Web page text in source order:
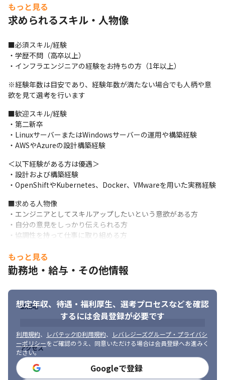
＜自社研修でスキルアップ＞
・中途採用向けの入社時研修では、「座学講座」と、検証ルーム
レクチャーを行います。セキュリティ、仮想化のHyper-Vと
VMware、Windows/Linuxサーバーの設計構築知識、AWS/Azure
などのクラウドの設計構築知識からコンテナ技術まで幅広く学び
ます。
・さらに、毎月の勉強会では、AWSやAzure、Dockerや
Kubernetes、VMware構築、Microsoft365など最新技術も学べま
す。
・また、横浜事務所には検証可能なネットワーク機器とサーバー6
台を完備し、物理サーバーやクラウドの研修もすべて自社で完結
しています。大型サーバーやCisco、ヤマハルーター、FortiGate
などの実践的な技術を効果的に学べます。
＜スキルを身につけ、年収アップが可能＞
世の中で必要とされる最先端のスキルを身につけることで、給与
が大幅アップが可能な環境です。
＜働きながら足りない技術も学べる！更なるスペシャリストへ＞
当社では大手IT企業と直接契約を交わし、『1次請け』『2次請
その為、社員への報酬を多くお渡しすることができ、前職からの
給与の大幅アップが可能！技術に関しては元マイクロソフト社認
定マスタートレーナーの事業部長である小林が直接研修致しま
チェックし、一遍通りな教育ではなく、個人に合った入社時研修
プランを実施！それを実施することで、スペシャリストとして成
キルも指導しています。将来的には、『技術エキスパート』と
『PL』『PM』と進む道を分けられます。
もっと見る
求められるスキル・人物像
■必須スキル/経験
・学歴不問（高卒以上）
・インフラエンジニアの経験をお持ちの方（1年以上）
※経験年数は目安であり、経験年数が満たない場合でも人柄や意
欲を見て選考を行います
■歓迎スキル/経験
・第二新卒
・LinuxサーバーまたはWindowsサーバーの運用や構築経験
・AWSやAzureの設計構築経験
＜以下経験がある方は優遇＞
・設計および構築経験
・OpenShiftやKubernetes、Docker、VMwareを用いた実務経験
■求める人物像
・エンジニアとしてスキルアップしたいという意欲がある方
・自分の意見をしっかり伝えられる方
・協調性を持って仕事に取り組める方
・一度実務を離れたブランクのある方
もっと見る
勤務地・給与・その他情報
想定年収、待遇・福利厚生、 選考プロセスなどを確認
するには会員登録が必要です
利用規約、 レバテックID利用規約、
レバレジーズグループ・プライバシ
ーポリシーをご確認のうえ、同意いただける場合は会員登録へお進みく
ださい。
Googleで登録
勤務地
アクセス